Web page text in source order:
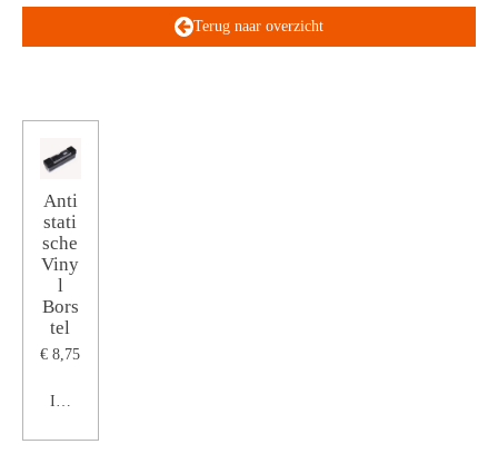
Terug naar overzicht
Anti
stati
sche
Viny
l
Bors
tel
€ 8,75
In winkelwagen